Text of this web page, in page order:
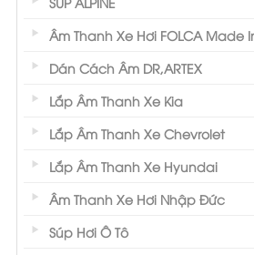
Âm Thanh Xe Hơi FOLCA Made
Dán Cách Âm DR,ARTEX
Lắp Âm Thanh Xe Kia
Lắp Âm Thanh Xe Chevrolet
Lắp Âm Thanh Xe Hyundai
Âm Thanh Xe Hơi Nhập Đức
Súp Hơi Ô Tô